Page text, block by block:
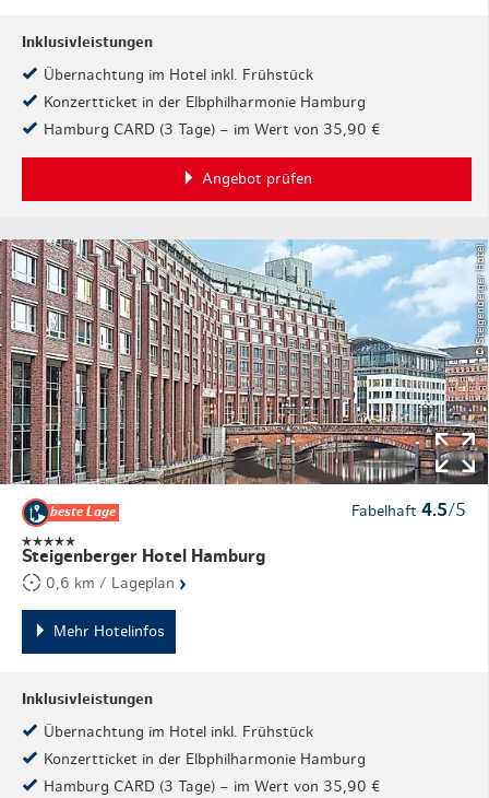
Inklusivleistungen
Übernachtung im Hotel inkl. Frühstück
Konzertticket in der Elbphilharmonie Hamburg
Hamburg CARD (3 Tage) – im Wert von 35,90 €
Angebot prüfen
© Steigenberger Hotel
beste Lage Fabelhaft4.5/5
Steigenberger Hotel Hamburg
0,6 km / Lageplan ›
Mehr Hotelinfos
Inklusivleistungen
Übernachtung im Hotel inkl. Frühstück
Konzertticket in der Elbphilharmonie Hamburg
Hamburg CARD (3 Tage) – im Wert von 35,90 €